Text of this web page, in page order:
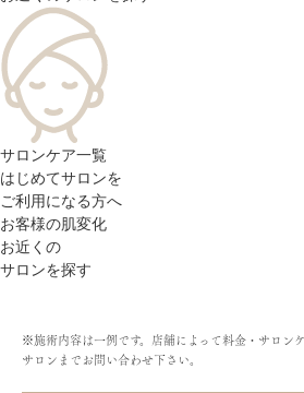
サロンケア一覧
はじめてサロンを
ご利用になる方へ
お客様の肌変化
お近くの
サロンを探す
※施術内容は一例です。店舗によって料金・サロン
サロンまでお問い合わせ下さい。